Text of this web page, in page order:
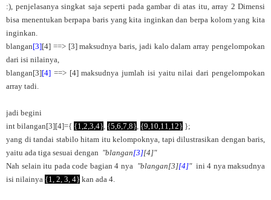
:), penjelasanya singkat saja seperti pada gambar di atas itu, array 2 Dimensi
bisa menentukan berpapa baris yang kita inginkan dan berpa kolom yang kita
inginkan.
blangan[3][4] ==> [3] maksudnya baris, jadi kalo dalam array pengelompokan
dari isi nilainya,
blangan[3][4] ==> [4] maksudnya jumlah isi yaitu nilai dari pengelompokan
array tadi.
jadi begini
int bilangan[3][4]={ {1,2,3,4} {5,6,7,8} {9,10,11,12} };
yang di tandai stabilo hitam itu kelompoknya, tapi dilustrasikan dengan baris,
yaitu ada tiga sesuai dengan "blangan[3][4]"
Nah selain itu pada code bagian 4 nya "blangan[3][4]" ini 4 nya maksudnya
isi nilainya {1, 2, 3, 4} kan ada 4.